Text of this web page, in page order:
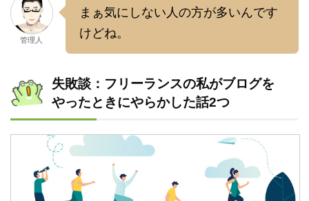
管理人
まぁ気にしない人の方が多いんです
けどね。
失敗談：フリーランスの私がブログを
やったときにやらかした話2つ